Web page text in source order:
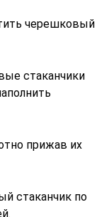
черешковый
стаканчики
прижав их
стаканчик по